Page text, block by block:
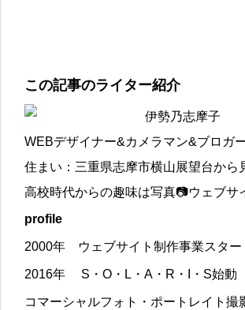
この記事のライター紹介
伊勢乃志摩子
WEBデザイナー&カメラマン&ブロガ
住まい：三重県志摩市横山展望台から
高校時代からの趣味は写真📷ウェブサ
profile
2000年 ウェブサイト制作事業スター
2016年 S・O・L・A・R・I・S始動
コマーシャルフォト・ポートレイト撮